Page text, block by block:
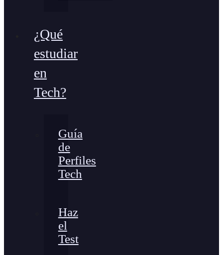
¿Qué
estudiar
en
Tech?
Guía
de
Perfiles
Tech
Haz
el
Test